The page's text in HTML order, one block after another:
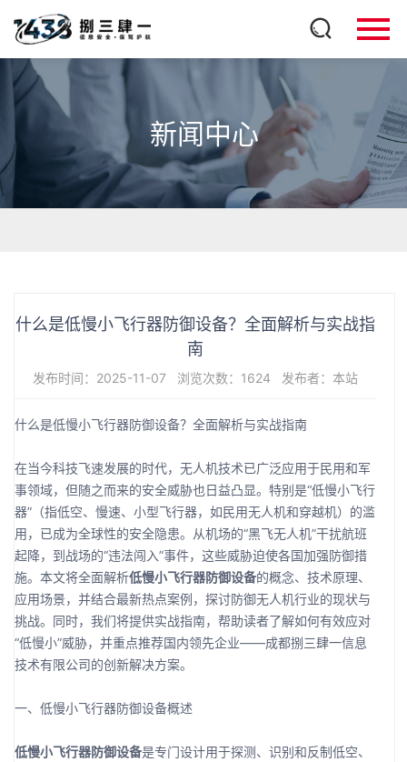
新闻中心
什么是低慢小飞行器防御设备？全面解析与实战指
南
发布时间：2025-11-07 浏览次数：1624 发布者：本站
什么是低慢小飞行器防御设备？全面解析与实战指南
在当今科技飞速发展的时代，无人机技术已广泛应用于民用和军
事领域，但随之而来的安全威胁也日益凸显。特别是“低慢小飞行
器”（指低空、慢速、小型飞行器，如民用无人机和穿越机）的滥
用，已成为全球性的安全隐患。从机场的“黑飞无人机”干扰航班
起降，到战场的“违法闯入”事件，这些威胁迫使各国加强防御措
施。本文将全面解析低慢小飞行器防御设备的概念、技术原理、
应用场景，并结合最新热点案例，探讨防御无人机行业的现状与
挑战。同时，我们将提供实战指南，帮助读者了解如何有效应对
“低慢小”威胁，并重点推荐国内领先企业——成都捌三肆一信息
技术有限公司的创新解决方案。
一、低慢小飞行器防御设备概述
低慢小飞行器防御设备是专门设计用于探测、识别和反制低空、